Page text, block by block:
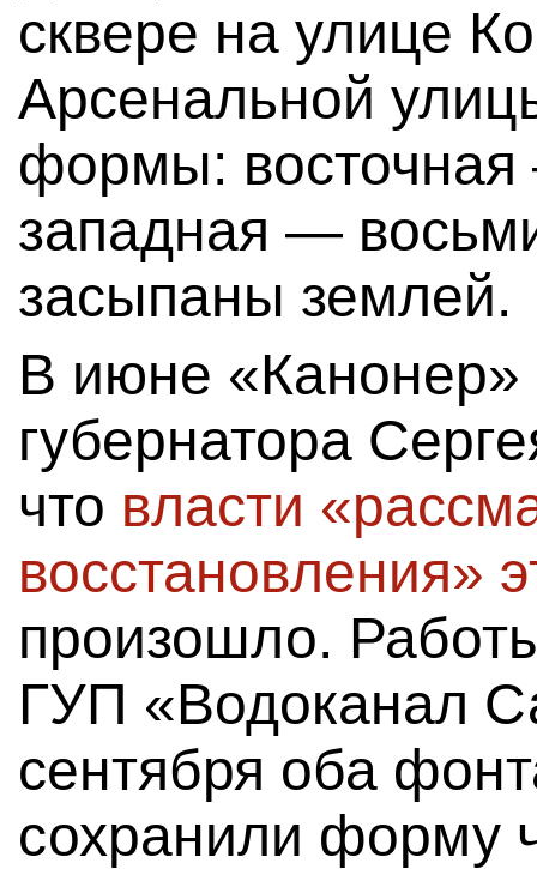
сквере на улице
Арсенальной
формы:
западная —
засыпаны землей.
В июне «Канонер»
губернатора
что власти
восстановления»
произошло.
ГУП «Водоканал
сентября оба
сохранили форму